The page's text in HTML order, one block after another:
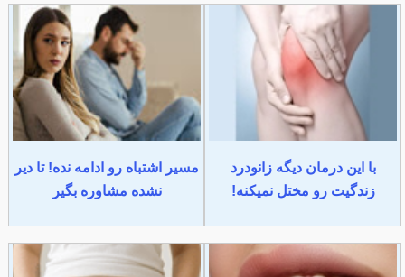
با این درمان دیگه زانودرد
زندگیت رو مختل نمیکنه!
مسیر اشتباه رو ادامه نده! تا دیر
نشده مشاوره بگیر